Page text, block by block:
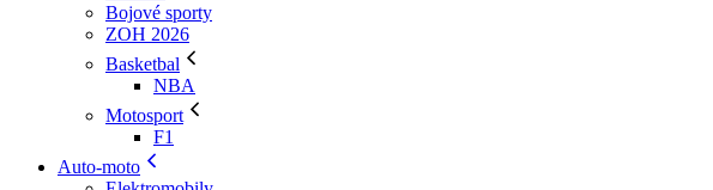
Bojové sporty
ZOH 2026
Basketbal
NBA
Motosport
F1
Auto-moto